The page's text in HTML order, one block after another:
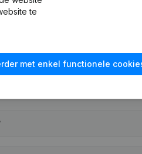
te
met enkel functionele